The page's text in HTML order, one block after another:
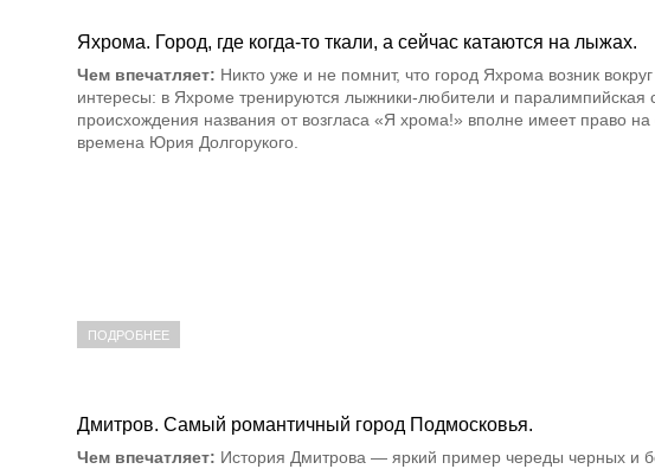
Яхрома. Город, где когда-то ткали, а сейчас катаются на лыжах.
Чем впечатляет: Никто уже и не помнит, что город Яхрома возник
интересы: в Яхроме тренируются лыжники-любители и паралимпийская
происхождения названия от возгласа «Я хрома!» вполне имеет право
времена Юрия Долгорукого.
ПОДРОБНЕЕ
Дмитров. Самый романтичный город Подмосковья.
Чем впечатляет: История Дмитрова — яркий пример череды черных и